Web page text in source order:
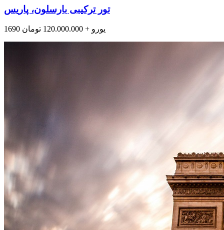
تور ترکیبی بارسلون، پاریس
1690 یورو + 120.000.000 تومان